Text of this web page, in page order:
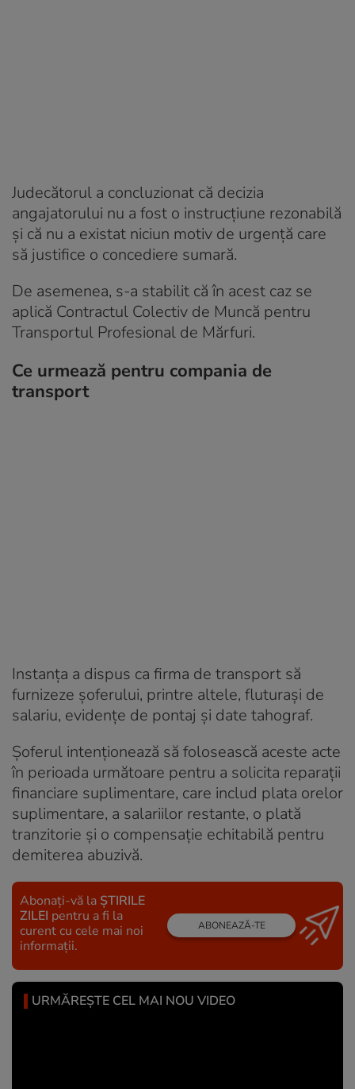
Judecătorul a concluzionat că decizia
angajatorului nu a fost o instrucțiune rezonabilă
și că nu a existat niciun motiv de urgență care
să justifice o concediere sumară.
De asemenea, s-a stabilit că în acest caz se
aplică Contractul Colectiv de Muncă pentru
Transportul Profesional de Mărfuri.
Ce urmează pentru compania de
transport
Instanța a dispus ca firma de transport să
furnizeze șoferului, printre altele, fluturași de
salariu, evidențe de pontaj și date tahograf.
Șoferul intenționează să folosească aceste acte
în perioada următoare pentru a solicita reparații
financiare suplimentare, care includ plata orelor
suplimentare, a salariilor restante, o plată
tranzitorie și o compensație echitabilă pentru
demiterea abuzivă.
Abonați-vă la ȘTIRILE
ZILEI pentru a fi la
curent cu cele mai noi
informații.
ABONEAZĂ-TE
URMĂREȘTE CEL MAI NOU VIDEO